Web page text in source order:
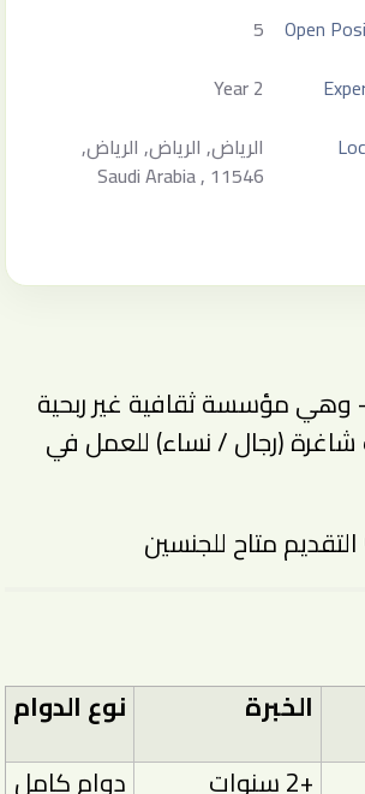
Open
5
2 Year
الرياض, الرياض, الرياض,
Saudi Arabia , 11546
وهي مؤسسة ثقافية غير ربحية
وزارة الثقافة – عن توفر 5 وظائف شاغرة (رجال / نساء) للعمل في
متاح للجنسين
الخبرة
نوع الدوام
+2 سنوات
دوام كامل